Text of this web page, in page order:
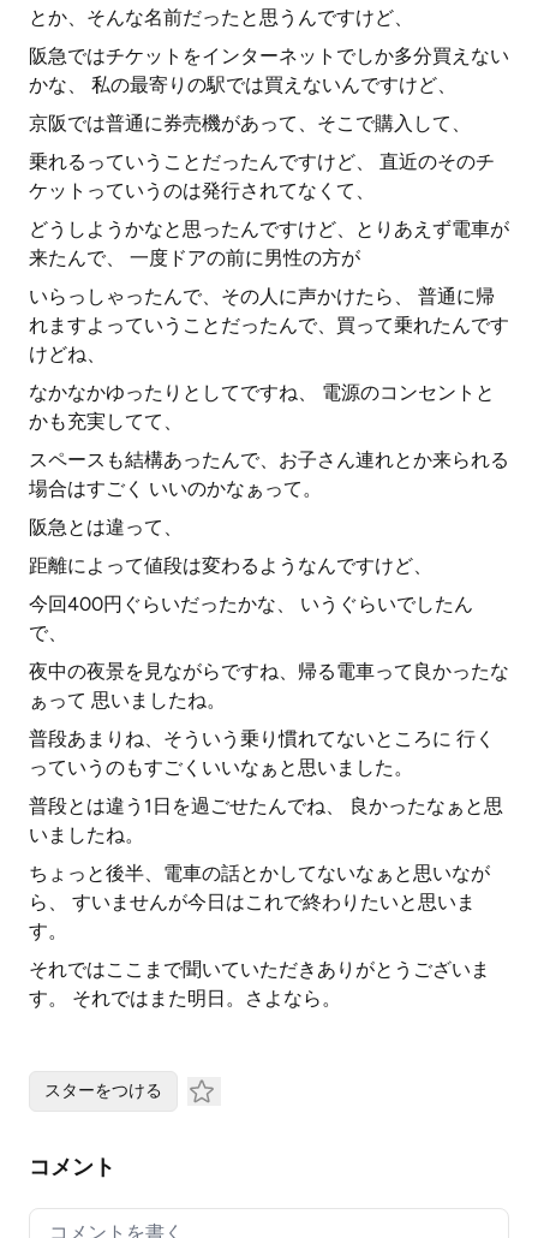
とか、そんな名前だったと思うんですけど、
阪急ではチケットをインターネットでしか多分買えない
かな、 私の最寄りの駅では買えないんですけど、
京阪では普通に券売機があって、そこで購入して、
乗れるっていうことだったんですけど、 直近のそのチ
ケットっていうのは発行されてなくて、
どうしようかなと思ったんですけど、とりあえず電車が
来たんで、 一度ドアの前に男性の方が
いらっしゃったんで、その人に声かけたら、 普通に帰
れますよっていうことだったんで、買って乗れたんです
けどね、
なかなかゆったりとしてですね、 電源のコンセントと
かも充実してて、
スペースも結構あったんで、お子さん連れとか来られる
場合はすごく いいのかなぁって。
阪急とは違って、
距離によって値段は変わるようなんですけど、
今回400円ぐらいだったかな、 いうぐらいでしたん
で、
夜中の夜景を見ながらですね、帰る電車って良かったな
ぁって 思いましたね。
普段あまりね、そういう乗り慣れてないところに 行く
っていうのもすごくいいなぁと思いました。
普段とは違う1日を過ごせたんでね、 良かったなぁと思
いましたね。
ちょっと後半、電車の話とかしてないなぁと思いなが
ら、 すいませんが今日はこれで終わりたいと思いま
す。
それではここまで聞いていただきありがとうございま
す。 それではまた明日。さよなら。
スターをつける
コメント
Your comment